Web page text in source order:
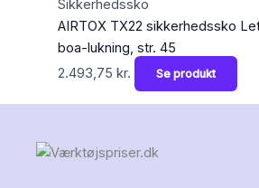
Sikkerhedssko
AIRTOX TX22 sikkerhedssko
boa-lukning, str. 45
2.493,75 kr. Se produkt